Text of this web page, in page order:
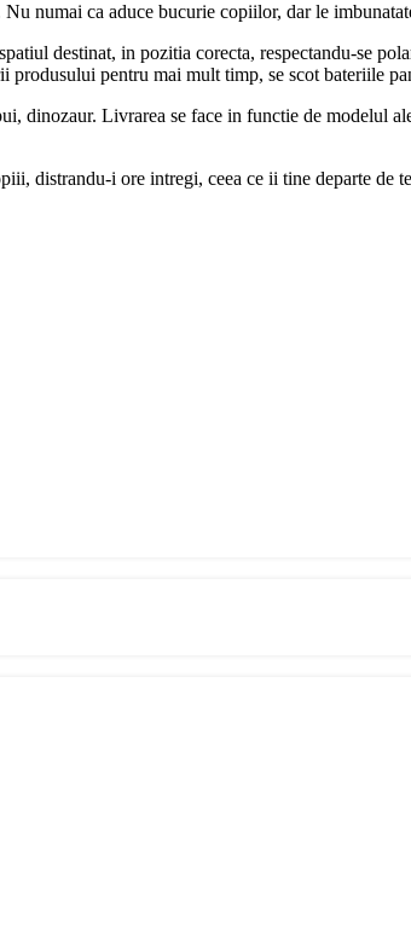
numai ca aduce bucurie copiilor, dar le
destinat, in pozitia corecta, respectandu-se
pentru mai mult timp, se scot bateriile
dinozaur. Livrarea se face in functie de modelul
distrandu-i ore intregi, ceea ce ii tine departe de